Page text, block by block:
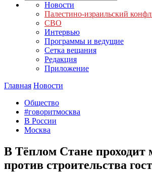
Новости
Палестино-израильский
СВО
Интервью
Программы и ведущие
Сетка вещания
Редакция
Приложение
Главная Новости
Общество
#говоритмосква
В России
Москва
В Тёплом Стане проходит
против строительства